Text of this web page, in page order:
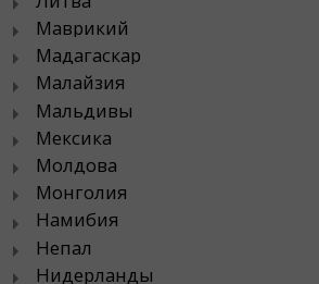
Маврикий
Мадагаскар
Малайзия
Мальдивы
Мексика
Молдова
Монголия
Намибия
Непал
Нидерланды